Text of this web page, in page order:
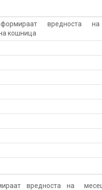
вредноста на
кошница
вредноста на